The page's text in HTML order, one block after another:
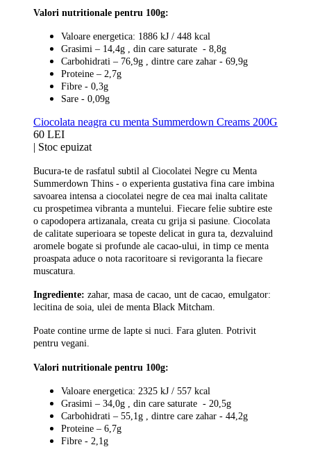
Valori nutritionale pentru 100g:
Valoare energetica: 1886 kJ / 448 kcal
Grasimi – 14,4g , din care saturate - 8,8g
Carbohidrati – 76,9g , dintre care zahar - 69,9g
Proteine – 2,7g
Fibre - 0,3g
Sare - 0,09g
Ciocolata neagra cu menta Summerdown Creams 200G
60 LEI
| Stoc epuizat
Bucura-te de rasfatul subtil al Ciocolatei Negre cu Menta
Summerdown Thins - o experienta gustativa fina care imbina
savoarea intensa a ciocolatei negre de cea mai inalta calitate
cu prospetimea vibranta a muntelui. Fiecare felie subtire este
o capodopera artizanala, creata cu grija si pasiune. Ciocolata
de calitate superioara se topeste delicat in gura ta, dezvaluind
aromele bogate si profunde ale cacao-ului, in timp ce menta
proaspata aduce o nota racoritoare si revigoranta la fiecare
muscatura.
Ingrediente: zahar, masa de cacao, unt de cacao, emulgator:
lecitina de soia, ulei de menta Black Mitcham.
Poate contine urme de lapte si nuci. Fara gluten. Potrivit
pentru vegani.
Valori nutritionale pentru 100g:
Valoare energetica: 2325 kJ / 557 kcal
Grasimi – 34,0g , din care saturate - 20,5g
Carbohidrati – 55,1g , dintre care zahar - 44,2g
Proteine – 6,7g
Fibre - 2,1g